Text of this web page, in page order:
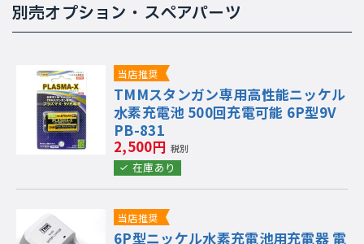
別売オプション・スペアパーツ
当店推奨
TMMスタンガン専用高性能ニッケル
水素充電池 500回充電可能 6P型9V
PB-831
2,500円 税別
在庫あり
当店推奨
6P型ニッケル水素充電池用充電器 電